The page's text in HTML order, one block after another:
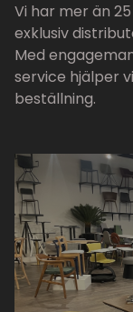
Vi har mer än
exklusiv
Med
service hjälper
beställning.